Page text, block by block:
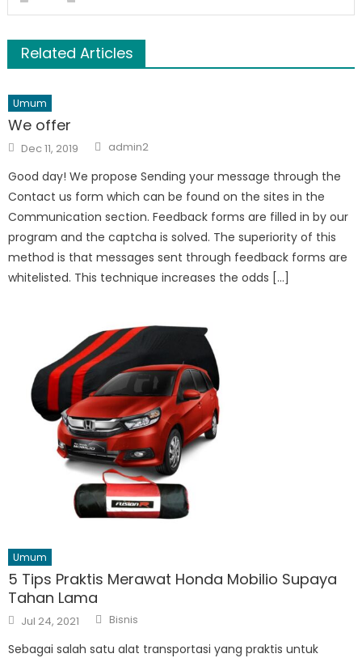
Related Articles
Umum
We offer
Posted
on
Dec 11, 2019 Author
admin2
Good day! We propose Sending your message through the
Contact us form which can be found on the sites in the
Communication section. Feedback forms are filled in by our
program and the captcha is solved. The superiority of this
method is that messages sent through feedback forms are
whitelisted. This technique increases the odds […]
Umum
5 Tips Praktis Merawat Honda Mobilio Supaya
Tahan Lama
Posted
on
Jul 24, 2021 Author
Bisnis
Sebagai salah satu alat transportasi yang praktis untuk